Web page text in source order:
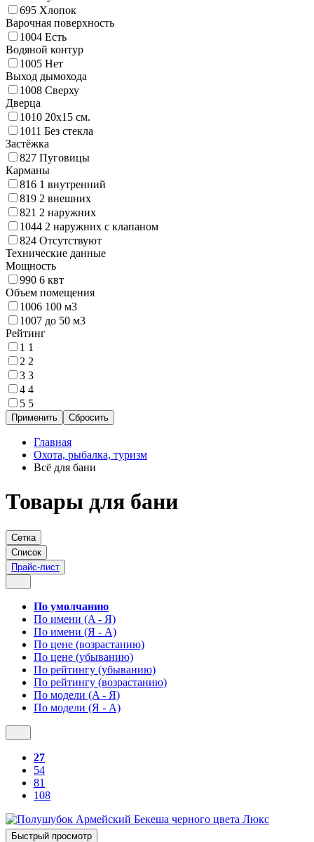
695 Хлопок
Варочная поверхность
1004 Есть
Водяной контур
1005 Нет
Выход дымохода
1008 Сверху
Дверца
1010 20х15 см.
1011 Без стекла
Застёжка
827 Пуговицы
Карманы
816 1 внутренний
819 2 внешних
821 2 наружних
1044 2 наружних с клапаном
824 Отсутствуют
Технические данные
Мощность
990 6 квт
Объем помещения
1006 100 м3
1007 до 50 м3
Рейтинг
1 1
2 2
3 3
4 4
5 5
Главная
Охота, рыбалка, туризм
Всё для бани
Товары для бани
Сетка
Список
Прайс-лист
По умолчанию
По имени (A - Я)
По имени (Я - A)
По цене (возрастанию)
По цене (убыванию)
По рейтингу (убыванию)
По рейтингу (возрастанию)
По модели (A - Я)
По модели (Я - A)
27
54
81
108
Быстрый просмотр